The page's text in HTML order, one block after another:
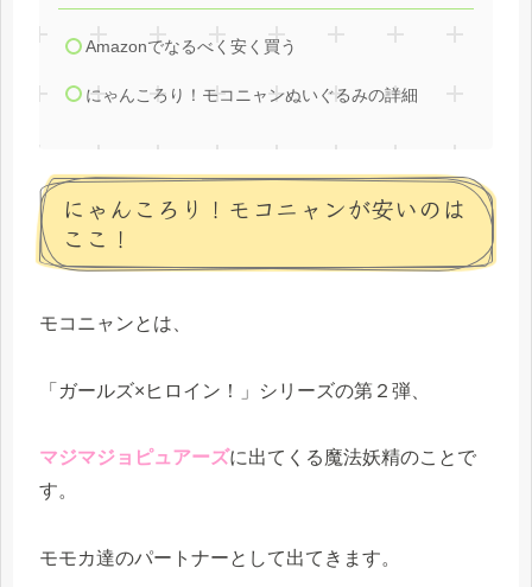
Amazonでなるべく安く買う
にゃんころり！モコニャンぬいぐるみの詳細
にゃんころり！モコニャンが安いのは
ここ！
モコニャンとは、
「ガールズ×ヒロイン！」シリーズの第２弾、
マジマジョピュアーズに出てくる魔法妖精のことで
す。
モモカ達のパートナーとして出てきます。